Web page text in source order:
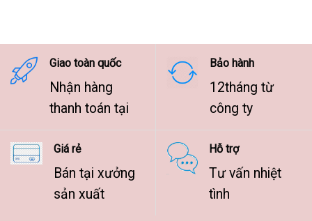
9.500.000 ₫
Giao toàn quốc
Nhận hàng
thanh toán tại
Bảo hành
12tháng từ
công ty
Giá rẻ
Bán tại xưởng
sản xuất
Hỗ trợ
Tư vấn nhiệt
tình